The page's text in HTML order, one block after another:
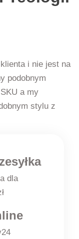
i nie jest na
podobnym
a my
stylu z
dla